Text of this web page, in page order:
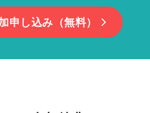
申し込み（無料）